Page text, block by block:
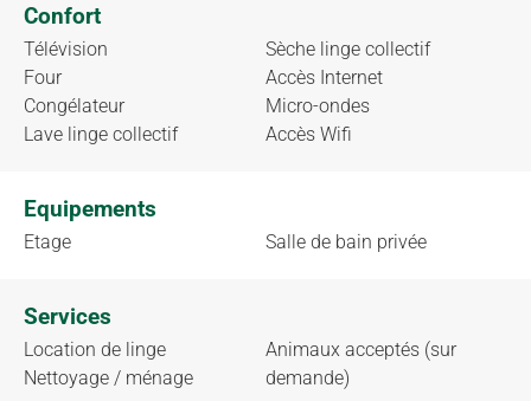
Confort
Télévision
Four
Congélateur
Lave linge collectif
Sèche linge collectif
Accès Internet
Micro-ondes
Accès Wifi
Equipements
Etage Salle de bain privée
Services
Location de linge
Nettoyage / ménage
Animaux acceptés (sur
demande)